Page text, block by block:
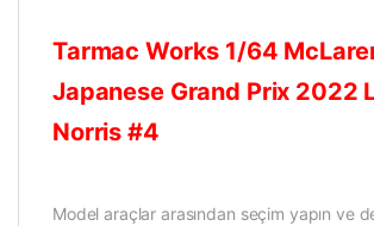
Tarmac Works 1/64
Japanese Grand Prix 2022
Norris #4
Model araçlar arasından seçim yapın ve